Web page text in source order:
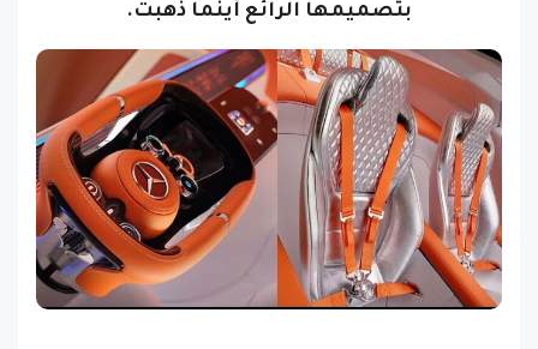
بتصميمها الرائع أينما ذهبت.